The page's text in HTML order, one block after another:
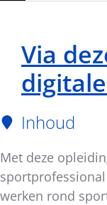
Via
Inhoud
Met deze
sportprofessional
werken rond